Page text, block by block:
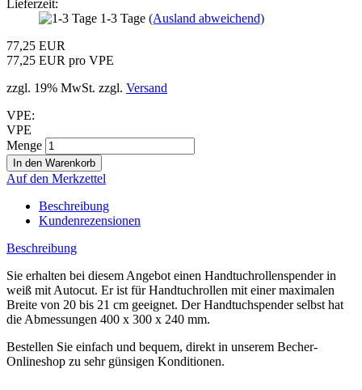
Lieferzeit:
1-3 Tage (Ausland abweichend)
77,25 EUR
77,25 EUR pro VPE
zzgl. 19% MwSt. zzgl. Versand
VPE:
VPE
Menge
Auf den Merkzettel
Beschreibung
Kundenrezensionen
Beschreibung
Sie erhalten bei diesem Angebot einen Handtuchrollenspender in
weiß mit Autocut. Er ist für Handtuchrollen mit einer maximalen
Breite von 20 bis 21 cm geeignet. Der Handtuchspender selbst hat
die Abmessungen 400 x 300 x 240 mm.
Bestellen Sie einfach und bequem, direkt in unserem Becher-
Onlineshop zu sehr günsigen Konditionen.